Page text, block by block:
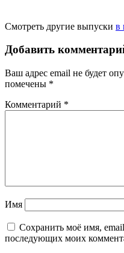
Смотреть другие выпуски в
Добавить
Ваш адрес email не будет
помечены *
Комментарий *
Имя
Сохранить моё имя, email
последующих моих